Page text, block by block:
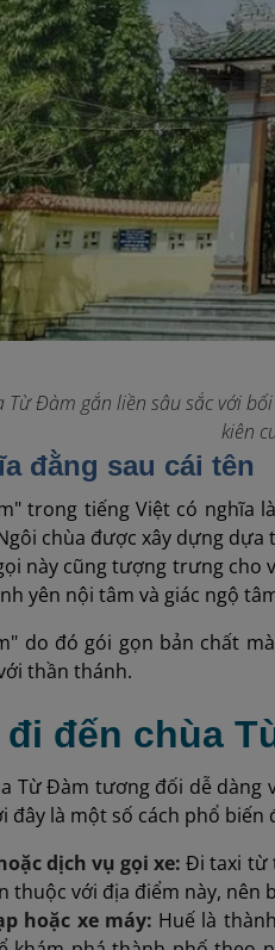
Từ Đàm gắn liền sâu sắc với
kiên
đằng sau cái tên
trong tiếng Việt có nghĩa
chùa được xây dựng
này cũng tượng trưng
yên nội tâm và giác ngộ
do đó gói gọn bản chất
thần thánh.
đi đến chùa
Từ Đàm tương đối dễ dàng
đây là một số cách phổ biến
dịch vụ gọi xe:Đi taxi từ
thuộc với địa điểm này, nên
hoặc xe máy: Huế là